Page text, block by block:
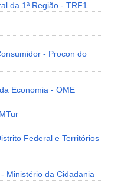
da 1ª Região - TRF1
- Procon do
Economia - OME
Federal e Territórios
Ministério da Cidadania